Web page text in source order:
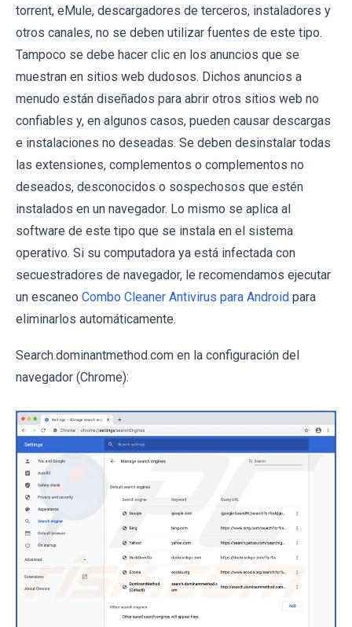
torrent, eMule, descargadores de terceros, instaladores y
otros canales, no se deben utilizar fuentes de este tipo.
Tampoco se debe hacer clic en los anuncios que se
muestran en sitios web dudosos. Dichos anuncios a
menudo están diseñados para abrir otros sitios web no
confiables y, en algunos casos, pueden causar descargas
e instalaciones no deseadas. Se deben desinstalar todas
las extensiones, complementos o complementos no
deseados, desconocidos o sospechosos que estén
instalados en un navegador. Lo mismo se aplica al
software de este tipo que se instala en el sistema
operativo. Si su computadora ya está infectada con
secuestradores de navegador, le recomendamos ejecutar
un escaneo Combo Cleaner Antivirus para Android para
eliminarlos automáticamente.
Search.dominantmethod.com en la configuración del
navegador (Chrome):